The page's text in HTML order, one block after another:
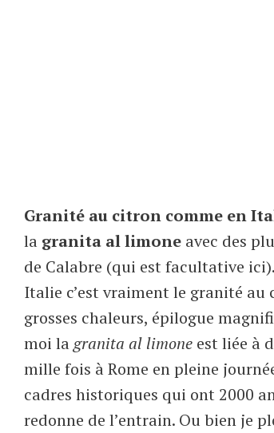
Granité au citron comme en
la granita al limone avec des
de Calabre (qui est facultative
Italie c’est vraiment le granité au
grosses chaleurs, épilogue
moi lagranita al limone est liée à
mille fois à Rome en pleine
cadres historiques qui ont 2000
redonne de l’entrain. Ou bien je